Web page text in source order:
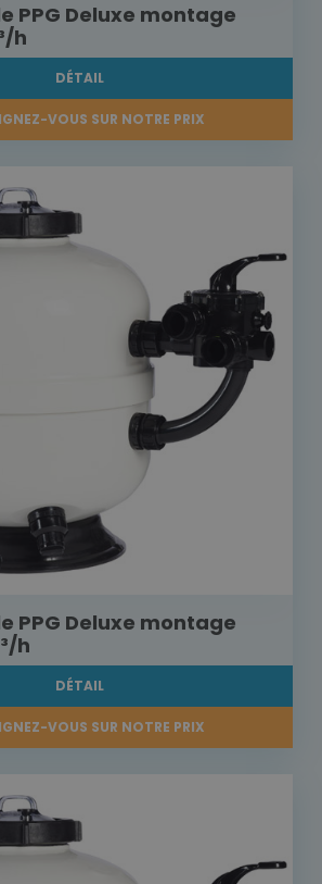
PPG Deluxe montage
h
DÉTAIL
VOUS SUR NOTRE PRIX
PPG Deluxe montage
h
DÉTAIL
VOUS SUR NOTRE PRIX